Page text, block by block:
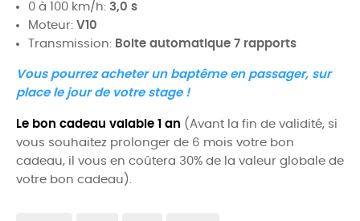
0 à 100 km/h: 3,0 s
Moteur: V10
Transmission: Boite automatique 7 rapports
Vous pourrez acheter un baptême en passager, sur
place le jour de votre stage !
Le bon cadeau valable 1 an (Avant la fin de validité, si
vous souhaitez prolonger de 6 mois votre bon
cadeau, il vous en coûtera 30% de la valeur globale de
votre bon cadeau).